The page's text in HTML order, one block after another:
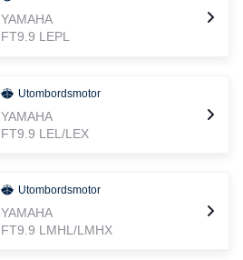
YAMAHA
FT9.9 LEPL
Utombordsmotor
YAMAHA
FT9.9 LEL/LEX
Utombordsmotor
YAMAHA
FT9.9 LMHL/LMHX